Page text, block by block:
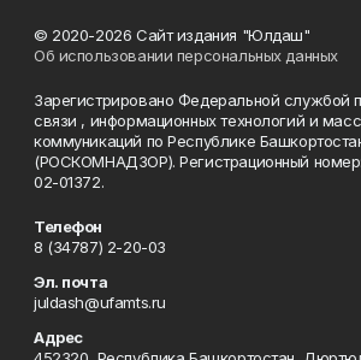
© 2020-2026 Сайт издания "Юлдаш"
Об использовании персональных данных
Зарегистрировано Федеральной службой
связи , информационных технологий и
коммуникаций по Республике
(РОСКОМНАДЗОР). Регистрационный
02-01372.
Телефон
8 (34787) 2-20-03
Эл. почта
juldash@ufamts.ru
Адрес